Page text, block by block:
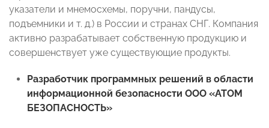
указатели и мнемосхемы, поручни, пандусы,
подъемники и т. д.) в России и странах СНГ. Компания
активно разрабатывает собственную продукцию и
совершенствует уже существующие продукты.
Разработчик программных решений в области
информационной безопасности ООО «АТОМ
БЕЗОПАСНОСТЬ»